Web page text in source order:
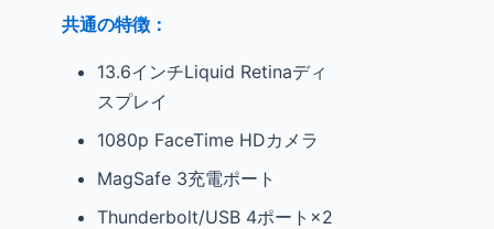
共通の特徴：
13.6インチLiquid Retinaディ
スプレイ
1080p FaceTime HDカメラ
MagSafe 3充電ポート
Thunderbolt/USB 4ポート×2